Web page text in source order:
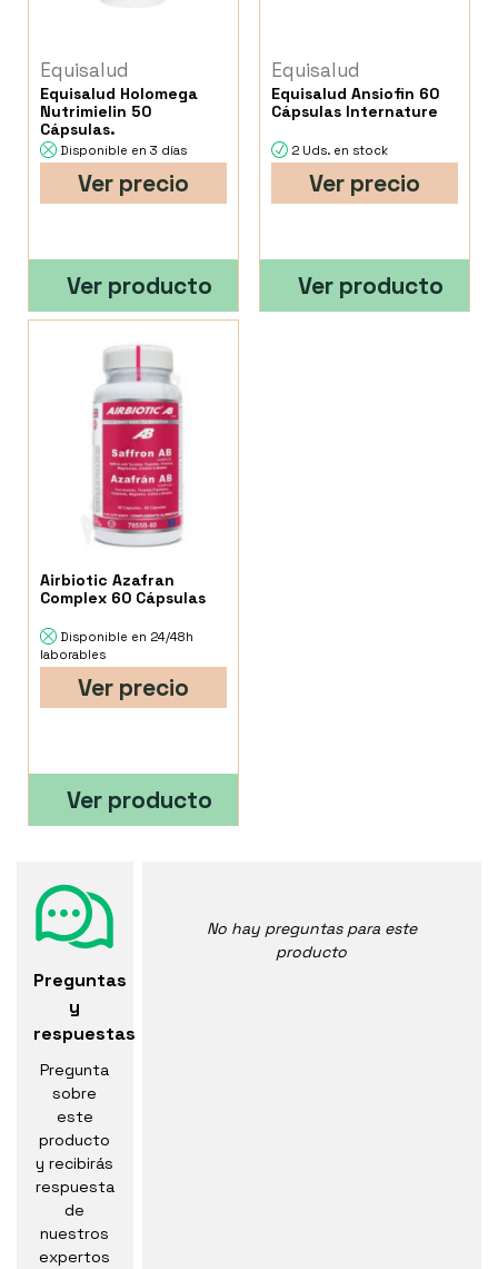
Equisalud
Equisalud Holomega
Nutrimielin 50
Cápsulas.
Disponible en 3 días
Ver precio
Ver producto
Equisalud
Equisalud Ansiofin 60
Cápsulas Internature
2 Uds. en stock
Ver precio
Ver producto
Airbiotic Azafran
Complex 60 Cápsulas
Disponible en 24/48h
laborables
Ver precio
Ver producto
Preguntas
y
respuestas
Pregunta
sobre
este
producto
y recibirás
respuesta
de
nuestros
expertos
No hay preguntas para este
producto